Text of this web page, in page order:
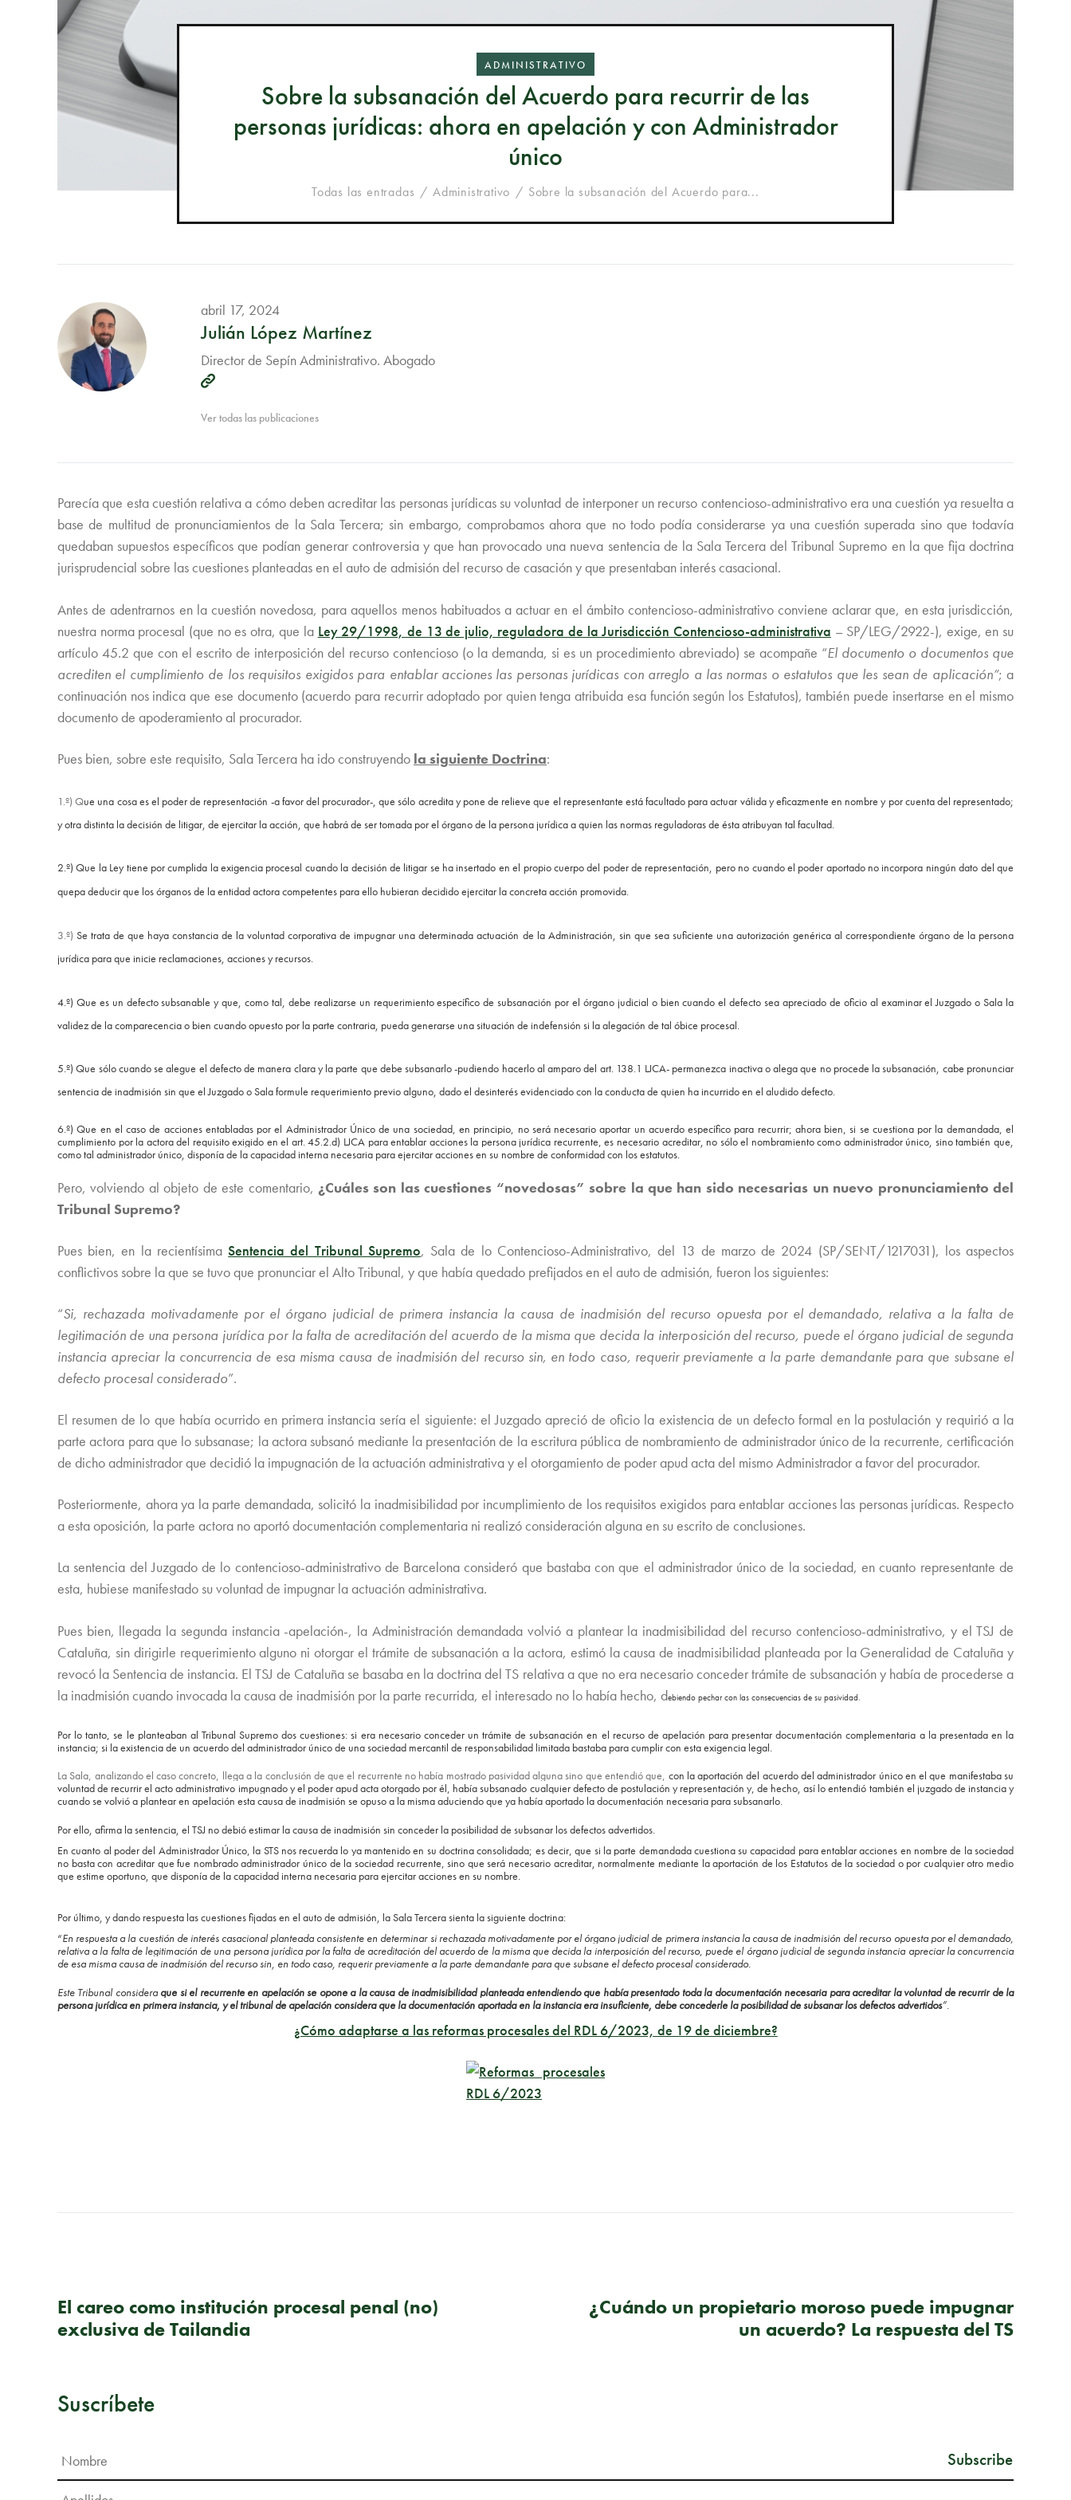
ADMINISTRATIVO
Sobre la subsanación del Acuerdo para recurrir de las
personas jurídicas: ahora en apelación y con Administrador
único
Todas las entradas Administrativo Sobre la subsanación del Acuerdo para...
abril 17, 2024
Julián López Martínez
Director de Sepín Administrativo. Abogado
Ver todas las publicaciones
Parecía que esta cuestión relativa a cómo deben acreditar las personas jurídicas su voluntad de interponer un recurso contencioso-administrativo era una cuestión ya resuelta a
base de multitud de pronunciamientos de la Sala Tercera; sin embargo, comprobamos ahora que no todo podía considerarse ya una cuestión superada sino que todavía
quedaban supuestos específicos que podían generar controversia y que han provocado una nueva sentencia de la Sala Tercera del Tribunal Supremo en la que fija doctrina
jurisprudencial sobre las cuestiones planteadas en el auto de admisión del recurso de casación y que presentaban interés casacional.
Antes de adentrarnos en la cuestión novedosa, para aquellos menos habituados a actuar en el ámbito contencioso-administrativo conviene aclarar que, en esta jurisdicción,
nuestra norma procesal (que no es otra, que la Ley 29/1998, de 13 de julio, reguladora de la Jurisdicción Contencioso-administrativa – SP/LEG/2922-), exige, en su
artículo 45.2 que con el escrito de interposición del recurso contencioso (o la demanda, si es un procedimiento abreviado) se acompañe “El documento o documentos que
acrediten el cumplimiento de los requisitos exigidos para entablar acciones las personas jurídicas con arreglo a las normas o estatutos que les sean de aplicación”; a
continuación nos indica que ese documento (acuerdo para recurrir adoptado por quien tenga atribuida esa función según los Estatutos), también puede insertarse en el mismo
documento de apoderamiento al procurador.
Pues bien, sobre este requisito, Sala Tercera ha ido construyendo la siguiente Doctrina:
1.º) Que una cosa es el poder de representación -a favor del procurador-, que sólo acredita y pone de relieve que el representante está facultado para actuar válida y eficazmente en nombre y por cuenta del representado;
y otra distinta la decisión de litigar, de ejercitar la acción, que habrá de ser tomada por el órgano de la persona jurídica a quien las normas reguladoras de ésta atribuyan tal facultad.
2.º) Que la Ley tiene por cumplida la exigencia procesal cuando la decisión de litigar se ha insertado en el propio cuerpo del poder de representación, pero no cuando el poder aportado no incorpora ningún dato del que
quepa deducir que los órganos de la entidad actora competentes para ello hubieran decidido ejercitar la concreta acción promovida.
3.º)Se trata de que haya constancia de la voluntad corporativa de impugnar una determinada actuación de la Administración, sin que sea suficiente una autorización genérica al correspondiente órgano de la persona
jurídica para que inicie reclamaciones, acciones y recursos.
4.º) Que es un defecto subsanable y que, como tal, debe realizarse un requerimiento específico de subsanación por el órgano judicial o bien cuando el defecto sea apreciado de oficio al examinar el Juzgado o Sala la
validez de la comparecencia o bien cuando opuesto por la parte contraria, pueda generarse una situación de indefensión si la alegación de tal óbice procesal.
5.º) Que sólo cuando se alegue el defecto de manera clara y la parte que debe subsanarlo -pudiendo hacerlo al amparo del art. 138.1 LJCA- permanezca inactiva o alega que no procede la subsanación, cabe pronunciar
sentencia de inadmisión sin que el Juzgado o Sala formule requerimiento previo alguno, dado el desinterés evidenciado con la conducta de quien ha incurrido en el aludido defecto.
6.º) Que en el caso de acciones entabladas por el Administrador Único de una sociedad, en principio, no será necesario aportar un acuerdo específico para recurrir; ahora bien, si se cuestiona por la demandada, el
cumplimiento por la actora del requisito exigido en el art. 45.2.d) LJCA para entablar acciones la persona jurídica recurrente, es necesario acreditar, no sólo el nombramiento como administrador único, sino también que,
como tal administrador único, disponía de la capacidad interna necesaria para ejercitar acciones en su nombre de conformidad con los estatutos.
Pero, volviendo al objeto de este comentario, ¿Cuáles son las cuestiones “novedosas” sobre la que han sido necesarias un nuevo pronunciamiento del
Tribunal Supremo?
Pues bien, en la recientísimaSentencia del Tribunal Supremo, Sala de lo Contencioso-Administrativo, del 13 de marzo de 2024 (SP/SENT/1217031), los aspectos
conflictivos sobre la que se tuvo que pronunciar el Alto Tribunal, y que había quedado prefijados en el auto de admisión, fueron los siguientes:
“Si, rechazada motivadamente por el órgano judicial de primera instancia la causa de inadmisión del recurso opuesta por el demandado, relativa a la falta de
legitimación de una persona jurídica por la falta de acreditación del acuerdo de la misma que decida la interposición del recurso, puede el órgano judicial de segunda
instancia apreciar la concurrencia de esa misma causa de inadmisión del recurso sin, en todo caso, requerir previamente a la parte demandante para que subsane el
defecto procesal considerado”.
El resumen de lo que había ocurrido en primera instancia sería el siguiente: el Juzgado apreció de oficio la existencia de un defecto formal en la postulación y requirió a la
parte actora para que lo subsanase; la actora subsanó mediante la presentación de la escritura pública de nombramiento de administrador único de la recurrente, certificación
de dicho administrador que decidió la impugnación de la actuación administrativa y el otorgamiento de poder apud acta del mismo Administrador a favor del procurador.
Posteriormente, ahora ya la parte demandada, solicitó la inadmisibilidad por incumplimiento de los requisitos exigidos para entablar acciones las personas jurídicas. Respecto
a esta oposición, la parte actora no aportó documentación complementaria ni realizó consideración alguna en su escrito de conclusiones.
La sentencia del Juzgado de lo contencioso-administrativo de Barcelona consideró que bastaba con que el administrador único de la sociedad, en cuanto representante de
esta, hubiese manifestado su voluntad de impugnar la actuación administrativa.
Pues bien, llegada la segunda instancia -apelación-, la Administración demandada volvió a plantear la inadmisibilidad del recurso contencioso-administrativo, y el TSJ de
Cataluña, sin dirigirle requerimiento alguno ni otorgar el trámite de subsanación a la actora, estimó la causa de inadmisibilidad planteada por la Generalidad de Cataluña y
revocó la Sentencia de instancia. El TSJ de Cataluña se basaba en la doctrina del TS relativa a que no era necesario conceder trámite de subsanación y había de procederse a
la inadmisión cuando invocada la causa de inadmisión por la parte recurrida, el interesado no lo había hecho, debiendo pechar con las consecuencias de su pasividad.
Por lo tanto, se le planteaban al Tribunal Supremo dos cuestiones: si era necesario conceder un trámite de subsanación en el recurso de apelación para presentar documentación complementaria a la presentada en la
instancia; si la existencia de un acuerdo del administrador único de una sociedad mercantil de responsabilidad limitada bastaba para cumplir con esta exigencia legal.
La Sala, analizando el caso concreto, llega a la conclusión de que el recurrente no había mostrado pasividad alguna sino que entendió que, con la aportación del acuerdo del administrador único en el que manifestaba su
voluntad de recurrir el acto administrativo impugnado y el poder apud acta otorgado por él, había subsanado cualquier defecto de postulación y representación y, de hecho, así lo entendió también el juzgado de instancia y
cuando se volvió a plantear en apelación esta causa de inadmisión se opuso a la misma aduciendo que ya había aportado la documentación necesaria para subsanarlo.
Por ello, afirma la sentencia, el TSJ no debió estimar la causa de inadmisión sin conceder la posibilidad de subsanar los defectos advertidos.
En cuanto al poder del Administrador Único, la STS nos recuerda lo ya mantenido en su doctrina consolidada; es decir, que si la parte demandada cuestiona su capacidad para entablar acciones en nombre de la sociedad
no basta con acreditar que fue nombrado administrador único de la sociedad recurrente, sino que será necesario acreditar, normalmente mediante la aportación de los Estatutos de la sociedad o por cualquier otro medio
que estime oportuno, que disponía de la capacidad interna necesaria para ejercitar acciones en su nombre.
Por último, y dando respuesta las cuestiones fijadas en el auto de admisión, la Sala Tercera sienta la siguiente doctrina:
“En respuesta a la cuestión de interés casacional planteada consistente en determinar si rechazada motivadamente por el órgano judicial de primera instancia la causa de inadmisión del recurso opuesta por el demandado,
relativa a la falta de legitimación de una persona jurídica por la falta de acreditación del acuerdo de la misma que decida la interposición del recurso, puede el órgano judicial de segunda instancia apreciar la concurrencia
de esa misma causa de inadmisión del recurso sin, en todo caso, requerir previamente a la parte demandante para que subsane el defecto procesal considerado.
Este Tribunal considera que si el recurrente en apelación se opone a la causa de inadmisibilidad planteada entendiendo que había presentado toda la documentación necesaria para acreditar la voluntad de recurrir de la
persona jurídica en primera instancia, y el tribunal de apelación considera que la documentación aportada en la instancia era insuficiente, debe concederle la posibilidad de subsanar los defectos advertidos”.
¿Cómo adaptarse a las reformas procesales del RDL 6/2023, de 19 de diciembre?
El careo como institución procesal penal (no)
exclusiva de Tailandia
¿Cuándo un propietario moroso puede impugnar
un acuerdo? La respuesta del TS
Suscríbete